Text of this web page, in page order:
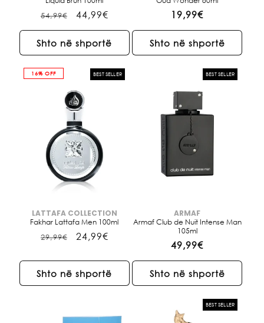
Çmimi
i
rregullt
54,99€
Çmimi
i
shitjes
44,99€
Shto në shportë
Çmimi
i
rregullt
19,99€
Shto në shportë
BEST SELLER
16% OFF
Brendi:
LATTAFA COLLECTION
Fakhar Lattafa Men 100ml
Çmimi
rregullt
29,99€
Çmimi
shitjes
24,99€
Shto në shportë
BEST SELLER
Brendi:
ARMAF
Armaf Club de Nuit Intense Man
105ml
Çmimi
i
rregullt
49,99€
Shto në shportë
BEST SELLER